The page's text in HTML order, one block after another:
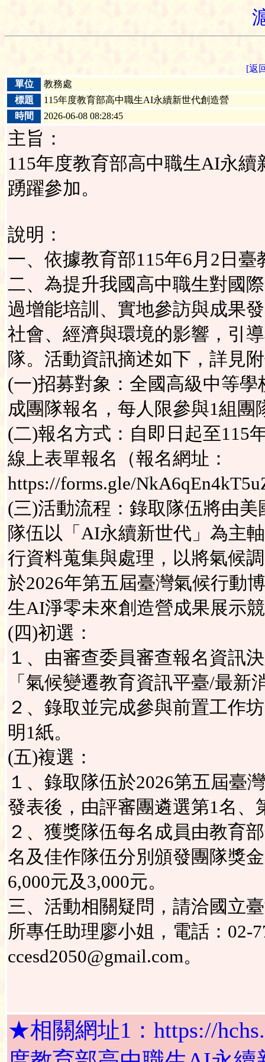
[返
單位
教務處
標題
115年度教育部高中職生AI永續新世代創造營
時間
2026-06-08 08:28:45
主旨：
115年度教育部高中職生AI永
踴躍參加。
說明：
一、依據教育部115年6月2日
二、為提升我國高中職生對國
過增能培訓、實地參訪與成果
社會、經濟與環境的影響，引
隊。活動資訊摘述如下，詳見
(一)招募對象：全國高級中等
成團隊報名，每人限參與1組團
(二)報名方式：自即日起至115
線上表單報名（報名網址：
https://forms.gle/
(三)活動流程：錄取隊伍將由
隊伍以「AI永續新世代」為主
行資料蒐集與處理，以將氣候
於2026年第五屆臺灣氣候行動
生AI淨零未來創造營成果展示
(四)初選：
１、由審查委員審查報名資訊
「氣候變遷教育資訊平臺/最新
２、錄取並完成參與前置工作
明1紙。
(五)複選：
１、錄取隊伍於2026第五屆臺
發表後，由評審團遴選第1名、
２、獲獎隊伍每名成員由教育
名及佳作隊伍分別頒發團隊獎
6,000元及3,000元。
三、活動相關疑問，請洽國立
所專任助理廖小姐，電話：02-
ccesd2050@gmail.com。
★相關網址1：https://